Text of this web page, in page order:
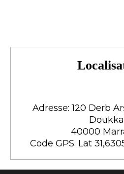
Adresse: 120 Derb
40000
Code GPS: Lat